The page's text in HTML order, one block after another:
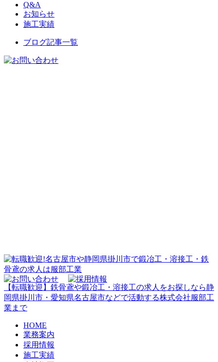
Q&A
お知らせ
施工実績
ブログ記事一覧
【転職歓迎】鉄骨鳶や鍛冶工・溶接工の求人をお探しなら静
岡県掛川市・愛知県名古屋市などで活動する株式会社服部工
業まで
HOME
業務案内
採用情報
施工実績